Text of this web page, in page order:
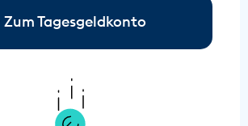
Zum Tagesgeldkonto